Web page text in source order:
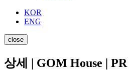
KOR
ENG
close
상세 | GOM House | PR